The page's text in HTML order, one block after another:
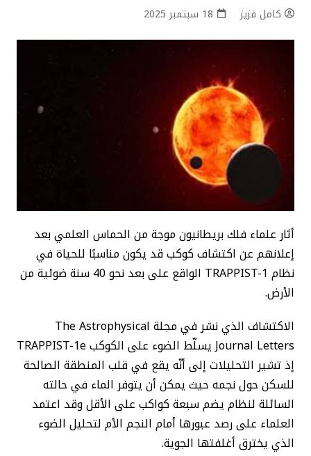
كامل فزيز 18 سبتمبر 2025
أثار علماء فلك بريطانيون موجة من الحماس العلمي بعد
إعلانهم عن اكتشاف كوكب قد يكون مناسبًا للحياة في
نظام TRAPPIST-1 الواقع على بعد نحو 40 سنة ضوئية من
الأرض.
الاكتشاف الذي نشر في مجلة The Astrophysical
Journal Letters يسلّط الضوء على الكوكب TRAPPIST-1e
إذ تشير التحليلات إلى أنّه يقع في قلب المنطقة الصالحة
للسكن حول نجمه حيث يمكن أن يتوفر الماء في حالته
السائلة لنظام يضم سبعة كواكب على الأقل وقد اعتمد
العلماء على رصد عبورها أمام النجم الأم لتحليل الضوء
الذي يخترق أغلفتها الجوية.